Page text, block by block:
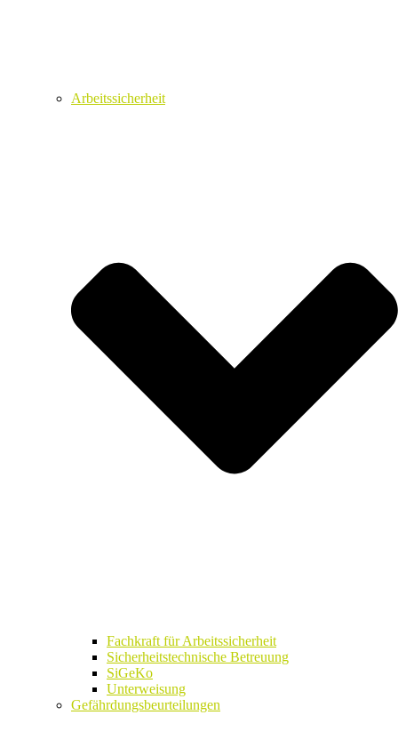
Arbeitssicherheit
Fachkraft für Arbeitssicherheit
Sicherheitstechnische Betreuung
SiGeKo
Unterweisung
Gefährdungsbeurteilungen